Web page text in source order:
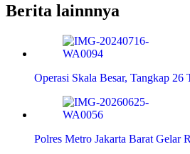
Berita lainnnya
Operasi Skala Besar, Tangkap
Polres Metro Jakarta Barat Gelar